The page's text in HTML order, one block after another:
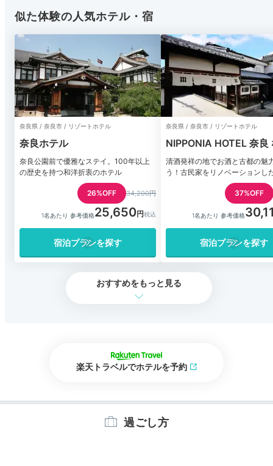
似た体験の人気ホテル・宿
奈良県 / 奈良市 / リゾートホテル
奈良ホテル
奈良公園前で優雅なステイ。100年以上
の歴史を持つ和洋折衷のホテル
26%OFF 34,200円
1名あたり 参考価格25,650
宿泊プランを探す
奈良県 / 奈良市 / リゾートホテル
NIPPONIA HOTEL 奈良
ち
清酒発祥の地でお酒と古都の魅
う！古民家をリノベーションし
37%OFF
1名あたり 参考価格
宿泊プランを探す
おすすめをもっと見る
楽天トラベルでホテルを予約
過ごし方